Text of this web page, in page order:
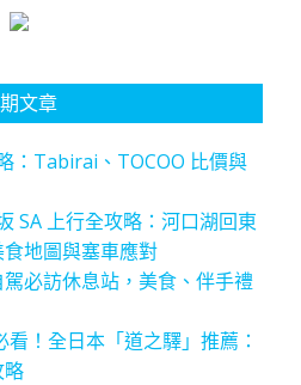
文章
：Tabirai、TOCOO 比價與
SA 上行全攻略：河口湖回東
地圖與塞車應對
必訪休息站，美食、伴手禮
看！全日本「道之驛」推薦：
略